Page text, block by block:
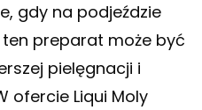
gdy na podjeździe
preparat może być
pielęgnacji i
ofercie Liqui Moly